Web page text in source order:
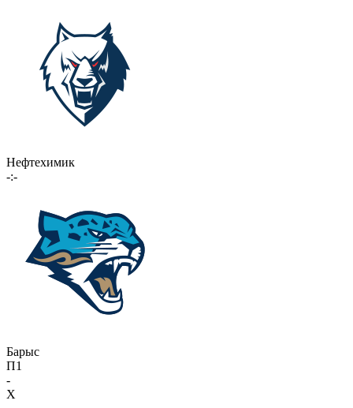
Нефтехимик
-:-
Барыс
П1
-
X